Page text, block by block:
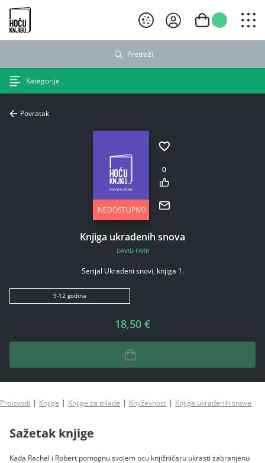
Hoću knjigu crni logo
Pretraži
Kategorije
Povratak
NEDOSTUPNO
0
Knjiga ukradenih snova
DAVID FARR
Serijal Ukradeni snovi, knjiga 1.
9-12 godina
18,50 €
Proizvodi Knjige Knjige za mlade Književnost Knjiga ukradenih snova
Sažetak knjige
Kada Rachel i Robert pomognu svojem ocu knjižničaru ukrasti zabranjenu